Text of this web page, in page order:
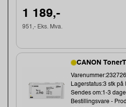
1 189,-
951,- Eks. Mva.
CANON
Lagerstatus:3 stk på
Sendes om:1-3
Bestillingsvare -